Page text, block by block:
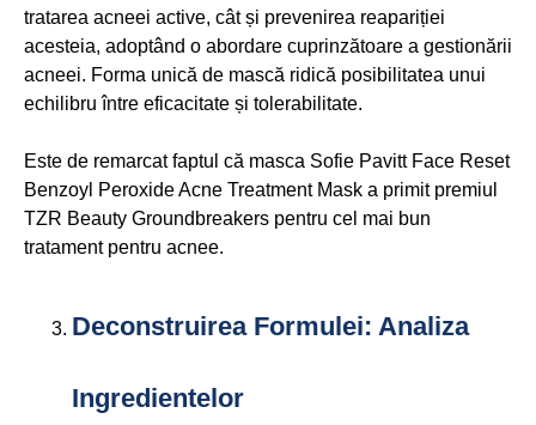
tratarea acneei active, cât și prevenirea reapariției
acesteia, adoptând o abordare cuprinzătoare a gestionării
acneei. Forma unică de mască ridică posibilitatea unui
echilibru între eficacitate și tolerabilitate.
Este de remarcat faptul că masca Sofie Pavitt Face Reset
Benzoyl Peroxide Acne Treatment Mask a primit premiul
TZR Beauty Groundbreakers pentru cel mai bun
tratament pentru acnee.
Deconstruirea Formulei: Analiza
Ingredientelor